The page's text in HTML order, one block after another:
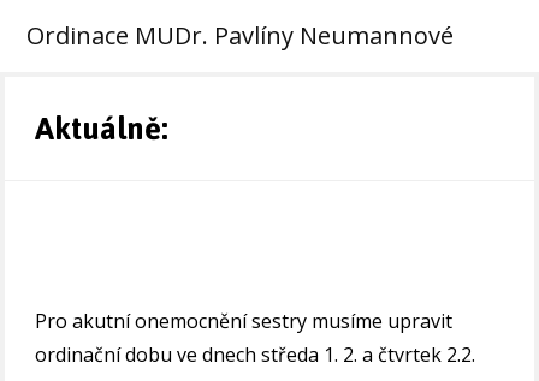
Ordinace MUDr. Pavlíny Neumannové
Aktuálně:
Pro akutní onemocnění sestry musíme upravit
ordinační dobu ve dnech středa 1. 2. a čtvrtek 2.2.